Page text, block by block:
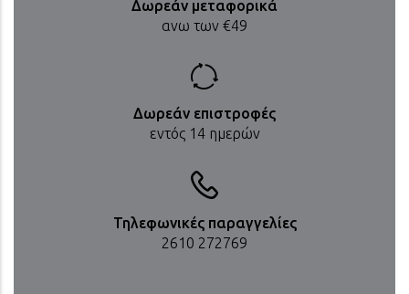
Δωρεάν μεταφορικά
ανω των €49
Δωρεάν επιστροφές
εντός 14 ημερών
Τηλεφωνικές παραγγελίες
2610 272769